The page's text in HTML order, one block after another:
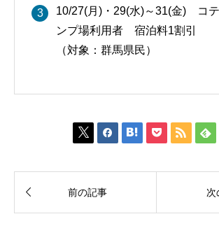
10/27(月)・29(水)～31(金) コ
ンプ場利用者 宿泊料1割引
（対象：群馬県民）
     
 前の記事 次